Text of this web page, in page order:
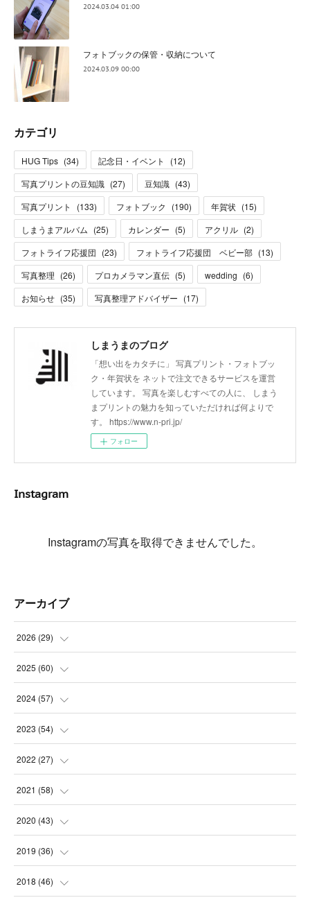
2024.03.04 01:00
フォトブックの保管・収納について
2024.03.09 00:00
カテゴリ
HUG Tips (34) 記念日・イベント (12)
写真プリントの豆知識 (27) 豆知識 (43)
写真プリント
(133) フォトブック (190) 年賀状 (15)
しまうまアルバム (25) カレンダー (5) アクリル (2)
フォトライフ応援団 (23) フォトライフ応援団 ベビー部 (13)
写真整理 (26) プロカメラマン直伝 (5) wedding (6)
お知らせ (35) 写真整理アドバイザー (17)
しまうまのブログ
「想い出をカタチに」 写真プリント・フォトブッ
ク・年賀状を ネットで注文できるサービスを運営
しています。 写真を楽しむすべての人に、 しまう
まプリントの魅力を知っていただければ何よりで
す。 https://www.n-pri.jp/
フォロー
Instagram
Instagramの写真を取得できませんでした。
アーカイブ
2026 (29)
(5
(3
(7
(6
2025 (60)
(3
(3
(3
(2
2024 (57)
(4
(5
(2
(6
2023 (54)
(6
(8
(9
(6
2022 (27)
(1
(3
(3
(4
2021 (58)
(1
(5
(5
2020 (43)
(5
(8
2019 (36)
(3
2018 (46)